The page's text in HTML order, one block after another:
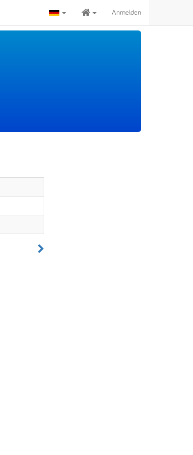
Anmelden